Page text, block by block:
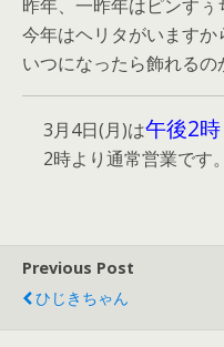
昨年、一昨年はピンすぅ
今年はヘリタがいますか
いつになったら飾れるの
3月4日(月)は午後2
2時より通常営業です
Previous Post
ひじきちゃん